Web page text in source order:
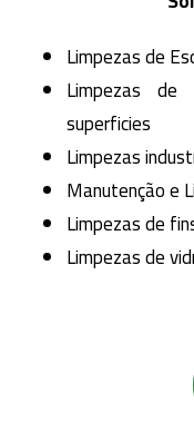
Limpezas de
Limpezas de
superficies
Limpezas
Manutenção e
Limpezas de
Limpezas de